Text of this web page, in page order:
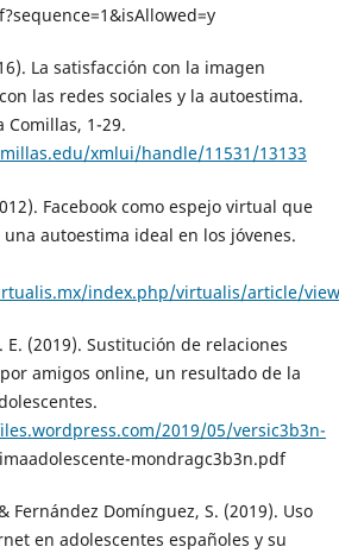
La satisfacción con la imagen
las redes sociales y la autoestima.
Comillas, 1-29.
xmlui/handle/11531/13133
Facebook como espejo virtual que
autoestima ideal en los jóvenes.
index.php/virtualis/article/
E. (2019). Sustitución de relaciones
amigos online, un resultado de la
2019/05/versic3b3n-
mondragc3b3n.pdf
Fernández Domínguez, S. (2019). Uso
en adolescentes españoles y su